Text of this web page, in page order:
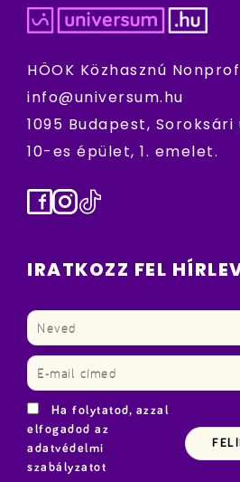
HÖOK Közhasznú
info@universum.hu
1095 Budapest, Soroksári
10-es épület, 1. emelet.
Facebook
Instagram
TikTok
IRATKOZZ FEL
Ha folytatod, azzal
elfogadod az
adatvédelmi
szabályzatot